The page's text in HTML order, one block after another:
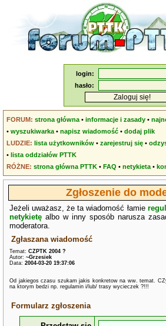
login:
hasło:
FORUM: strona główna •informacje i zasady •
•wyszukiwarka •napisz wiadomość •dodaj plik
LUDZIE: lista użytkowników •zarejestruj się •
•lista oddziałów PTTK
RÓŻNE: strona główna PTTK •FAQ •netykieta •
Zgłoszenie do
Jeżeli uważasz, że ta wiadomość łamie
netykietę albo w inny sposób narusza
moderatora.
Zgłaszana wiadomość
Temat:CZPTK 2004 ?
Autor:~Grzesiek
Data:2004-03-20 19:37:06
Od jakiegos czasu szukam jakis konkretow na ww. temat.
na ktorym bedzi np. regulamin i/lub/ trasy wycieczek ?!!!
Formularz zgłoszenia